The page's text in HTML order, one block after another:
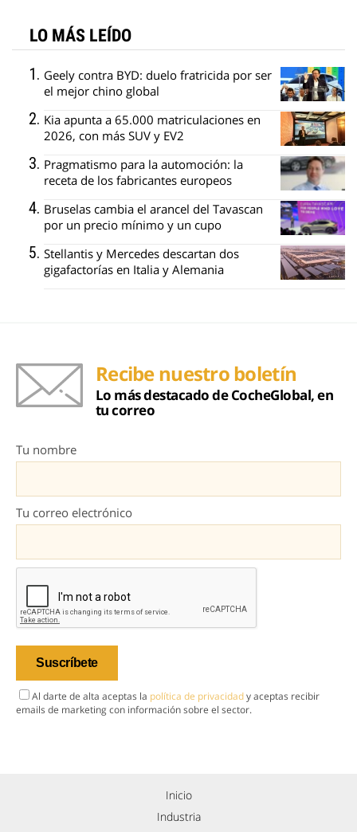
LO MÁS LEÍDO
Geely contra BYD: duelo fratricida por ser
el mejor chino global
Kia apunta a 65.000 matriculaciones en
2026, con más SUV y EV2
Pragmatismo para la automoción: la
receta de los fabricantes europeos
Bruselas cambia el arancel del Tavascan
por un precio mínimo y un cupo
Stellantis y Mercedes descartan dos
gigafactorías en Italia y Alemania
Recibe nuestro boletín
Lo más destacado de CocheGlobal, en
tu correo
Tu nombre
Tu correo electrónico
Al darte de alta aceptas la política de privacidady aceptas recibir
emails de marketing con información sobre el sector.
Inicio
Industria